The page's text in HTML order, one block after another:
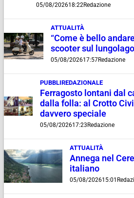
05/08/202618:22Redazione
ATTUALITÀ
“Come è bello
scooter sul
05/08/202617:57Redazione
PUBBLIREDAZIONALE
Ferragosto lontani dal
dalla folla: al Crotto
davvero speciale
05/08/202617:23Redazione
ATTUALITÀ
Annega nel
italiano
05/08/202615:01